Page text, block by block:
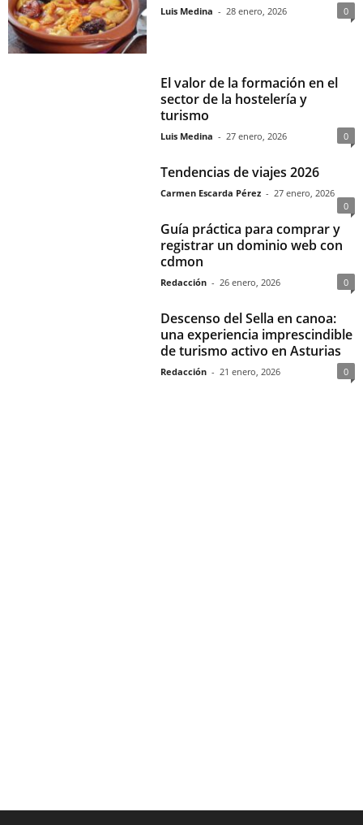
Luis Medina - 28 enero, 2026 0
El valor de la formación en el
sector de la hostelería y
turismo
Luis Medina - 27 enero, 2026 0
Tendencias de viajes 2026
Carmen Escarda Pérez - 27 enero, 2026
0
Guía práctica para comprar y
registrar un dominio web con
cdmon
Redacción - 26 enero, 2026 0
Descenso del Sella en canoa:
una experiencia imprescindible
de turismo activo en Asturias
Redacción - 21 enero, 2026 0